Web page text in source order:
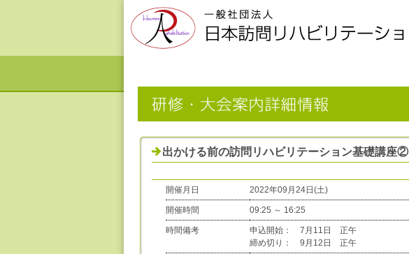
出かける前の訪問リハビリテーション基礎講座②
開催月日
2022年09月24日(土)
開催時間 09:25 ～ 16:25
時間備考
申込開始： 7月11日 正午
締め切り： 9月12日 正午